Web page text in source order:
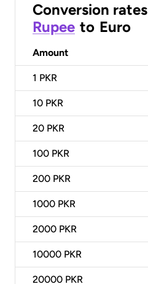
Conversion rates
Rupee to Euro
Amount
1 PKR
10 PKR
20 PKR
100 PKR
200 PKR
1000 PKR
2000 PKR
10000 PKR
20000 PKR